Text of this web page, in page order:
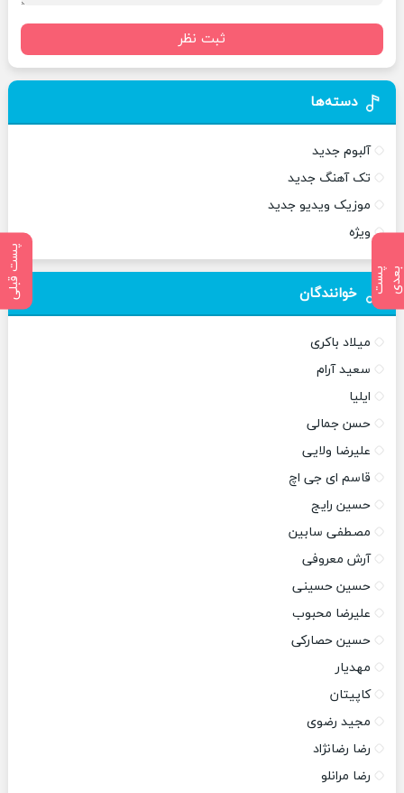
پ
س
ت
ب
ع
د ی پست قبلی
ثبت نظر
دسته‌ها
آلبوم جدید
تک آهنگ جدید
موزیک ویدیو جدید
ویژه
خوانندگان
میلاد باکری
سعید آرام
ایلیا
حسن جمالی
علیرضا ولایی
قاسم ای جی اچ
حسین رایج
مصطفی سابین
آرش معروفی
حسین حسینی
علیرضا محبوب
حسین حصارکی
مهدیار
کاپیتان
مجید رضوی
رضا رضانژاد
رضا مرانلو